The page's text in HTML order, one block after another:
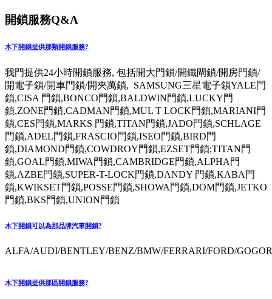
開鎖服務Q&A
木下開鎖提供那類開鎖服務?
我門提供24小時開鎖服務, 包括開大門鎖/開鐵閘鎖/開房門鎖/
開電子鎖/開車門鎖/開夾萬鎖, SAMSUNG三星電子鎖YALE門
鎖,CISA 門鎖,BONCO門鎖,BALDWIN門鎖,LUCKY門
鎖,ZONE門鎖,CADMAN門鎖,MUL T LOCK門鎖,MARIANI門
鎖,CES門鎖,MARKS 門鎖,TITAN門鎖,JADO門鎖,SCHLAGE
門鎖,ADEL門鎖,FRASCIO門鎖,ISEO門鎖,BIRD門
鎖,DIAMOND門鎖,COWDROY門鎖,EZSET門鎖;TITAN門
鎖,GOAL門鎖,MIWA門鎖,CAMBRIDGE門鎖,ALPHA門
鎖,AZBE門鎖,SUPER-T-LOCK門鎖,DANDY 門鎖,KABA門
鎖,KWIKSET門鎖,POSSE門鎖,SHOWA門鎖,DOM門鎖,JETKO
門鎖,BKS門鎖,UNION門鎖
木下開鎖可以為那品牌汽車開鎖?
ALFA/AUDI/BENTLEY/BENZ/BMW/FERRARI/FORD/
木下開鎖提供那區開鎖服務?